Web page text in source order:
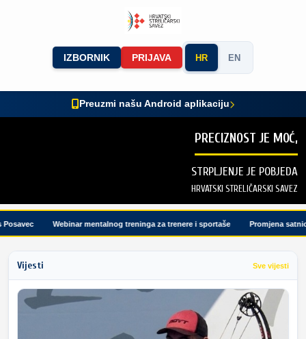
IZBORNIK PRIJAVA HR EN
Preuzmi našu Android aplikaciju
PRECIZNOST JE MOĆ,
STRPLJENJE JE POBJEDA
HRVATSKI STRELIČARSKI SAVEZ
Webinar mentalnog treninga za trenere i sportaše Promjena satnice
Vijesti Sve vijesti